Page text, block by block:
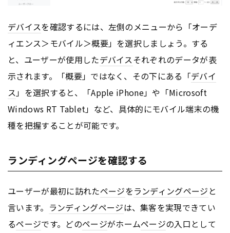
デバイスを確認するには、左側のメニューから「オーデ
ィエンス＞モバイル＞概要」を選択しましょう。する
と、ユーザーが使用したデバイスそれぞれのデータが表
示されます。「概要」ではなく、その下にある「デバイ
ス」を選択すると、「Apple iPhone」や「Microsoft
Windows RT Tablet」など、具体的にモバイル端末の機
種を把握することが可能です。
ランディングページを確認する
ユーザーが最初に訪れたページをランディングページ と
言います。 ランディングページは、集客を実現できてい
るページです。どのページがホームページの入口として